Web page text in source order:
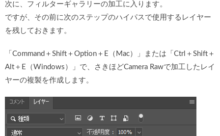
次に、フィルターギャラリーの加工に入ります。
ですが、その前に次のステップのハイパスで使用するレイヤー
を残しておきます。
「Command＋Shift＋Option＋E（Mac）」または「Ctrl＋Shift＋
Alt＋E（Windows）」で、さきほどCamera Rawで加工したレイ
ヤーの複製を作成します。